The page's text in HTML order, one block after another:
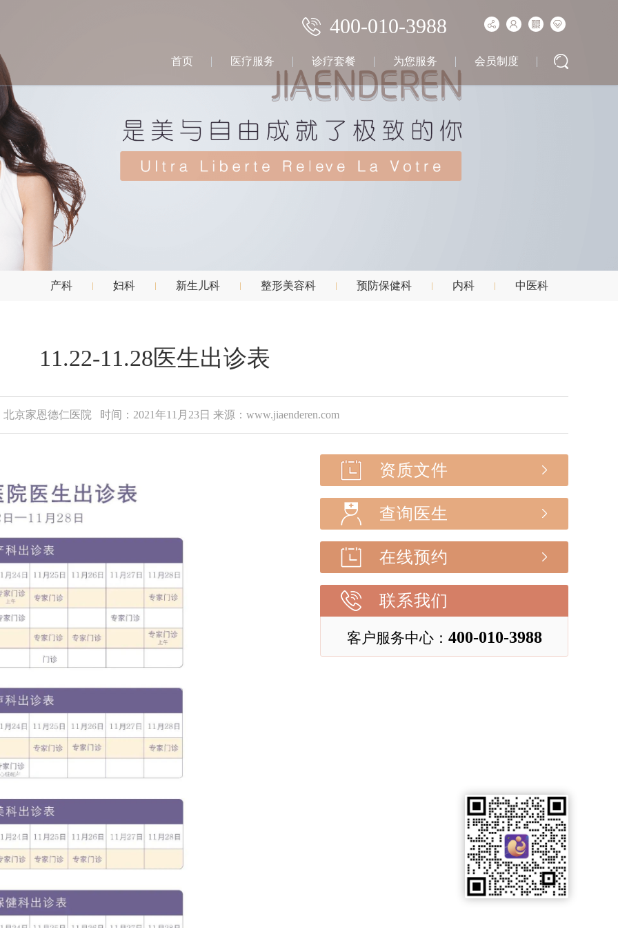
400-010-3988
首页 医疗服务 诊疗套餐 为您服务 会员制度
产科 妇科 新生儿科 整形美容科 预防保健科 内科 中医科
11.22-11.28医生出诊表
京家恩德仁医院 时间：2021年11月23日 来源：www.jiaenderen.com
资质文件
查询医生
在线预约
联系我们
客户服务中心： 400-010-3988